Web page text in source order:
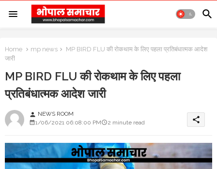
Home mp news
MP BIRD FLU की रोकथाम के लिए पहला प्रतिबंधात्मक आदेश
जारी
MP BIRD FLU की रोकथाम के लिए पहला
प्रतिबंधात्मक आदेश जारी
person NEWS ROOM
1/06/2021 06:08:00 PM
2 minute read share